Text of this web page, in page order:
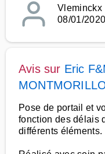
Vleminckx
08/01/2020
Avis sur Eric
Pose de portail et
fonction des délais
différents éléments.